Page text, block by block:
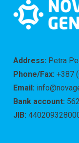
Address: Petra
Phone/Fax: +387
Email:
Bank account:
JIB: